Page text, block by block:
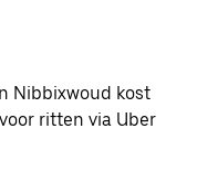
Nibbixwoud kost
ritten via Uber